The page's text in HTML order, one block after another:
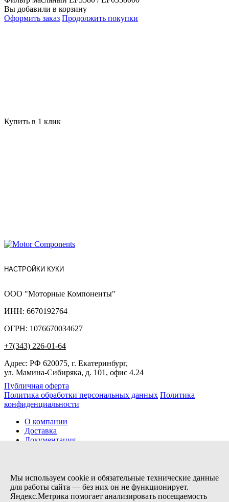
Вы добавили в корзину
Оформить заказ Продолжить покупки
Купить в 1 клик
НАСТРОЙКИ КУКИ
ООО "Моторные Компоненты"
ИНН: 6670192764
ОГРН: 1076670034627
+7(343) 226-01-64
Адрес: РФ 620075, г. Екатеринбург,
ул. Мамина-Сибиряка, д. 101, офис 4.24
Публичная оферта
Политика обработки персональных данных Политика
конфиденциальности
О компании
Доставка
Документация
Контакты
Мы используем cookie и обязательные технические данные
для работы сайта — без них он не функционирует.
Яндекс.Метрика помогает анализировать посещаемость